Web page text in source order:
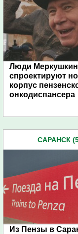
Люди
спроектируют
корпус
онкодиспансера
САРАНСК
Из Пензы в